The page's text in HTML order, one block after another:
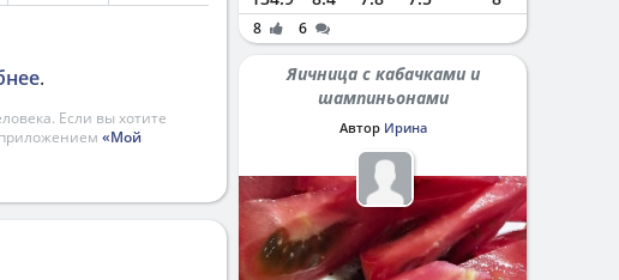
.
Если вы хотите
приложением «Мой
8 6
Яичница с кабачками и
шампиньонами
Автор Ирина